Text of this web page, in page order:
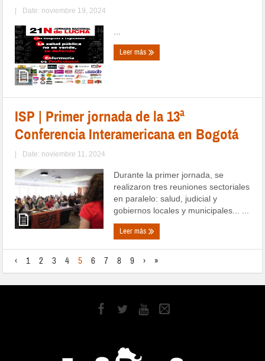
| Date: noviembre 19, 2024
Leer más
ISP | Primer jornada de la 13ª
Conferencia Interamericana en Bogotá
| Date: noviembre 11, 2024
Durante la primer jornada, se
realizaron tres reuniones sectoriales
en paralelo: salud, judicial y
gobiernos locales y municipales... ...
Leer más
‹ 1 2 3 4 5 6 7 8 9 › »